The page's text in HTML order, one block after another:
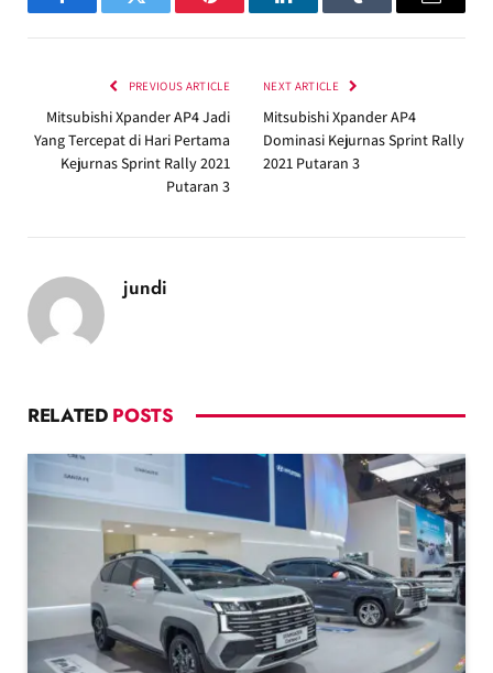
FacebookTwitter Pinterest LinkedInTumblr Email
PREVIOUS ARTICLE
Mitsubishi Xpander AP4 Jadi
Yang Tercepat di Hari Pertama
Kejurnas Sprint Rally 2021
Putaran 3
NEXT ARTICLE
Mitsubishi Xpander AP4
Dominasi Kejurnas Sprint Rally
2021 Putaran 3
jundi
RELATED POSTS